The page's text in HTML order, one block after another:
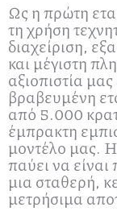
Ως η πρώτη
τη χρήση
διαχείριση,
και μέγιστη
αξιοπιστία
βραβευμένη
από 5.000
έμπρακτη
μοντέλο μας. Η
παύει να
μια σταθερή,
μετρήσιμα